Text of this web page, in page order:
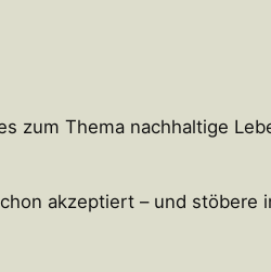
zum Thema nachhaltige
akzeptiert – und stöbere